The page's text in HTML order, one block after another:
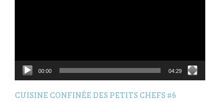
00:00 04:29
CUISINE CONFINÉE DES PETITS CHEFS #6